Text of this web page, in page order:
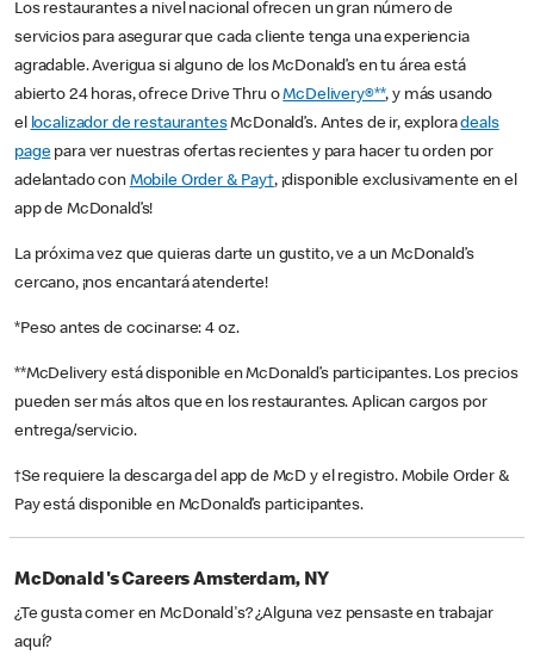
Los restaurantes a nivel nacional ofrecen un gran número de
servicios para asegurar que cada cliente tenga una experiencia
agradable. Averigua si alguno de los McDonald’s en tu área está
abierto 24 horas, ofrece Drive Thru oMcDelivery®**, y más usando
el localizador de restaurantesMcDonald’s. Antes de ir, exploradeals
pagepara ver nuestras ofertas recientes y para hacer tu orden por
adelantado con Mobile Order & Pay†, ¡disponible exclusivamente en el
app de McDonald’s!
La próxima vez que quieras darte un gustito, ve a un McDonald’s
cercano, ¡nos encantará atenderte!
*Peso antes de cocinarse: 4 oz.
**McDelivery está disponible en McDonald’s participantes. Los precios
pueden ser más altos que en los restaurantes. Aplican cargos por
entrega/servicio.
†Se requiere la descarga del app de McD y el registro. Mobile Order &
Pay está disponible en McDonald’s participantes.
McDonald's Careers Amsterdam, NY
¿Te gusta comer en McDonald's? ¿Alguna vez pensaste en trabajar
aquí?